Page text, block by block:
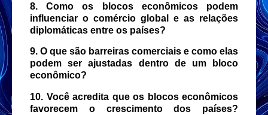
8. Como os blocos econômicos podem
influenciar o comércio global e as relações
diplomáticas entre os países?
9. O que são barreiras comerciais e como elas
podem ser ajustadas dentro de um bloco
econômico?
10. Você acredita que os blocos econômicos
favorecem o crescimento dos países?